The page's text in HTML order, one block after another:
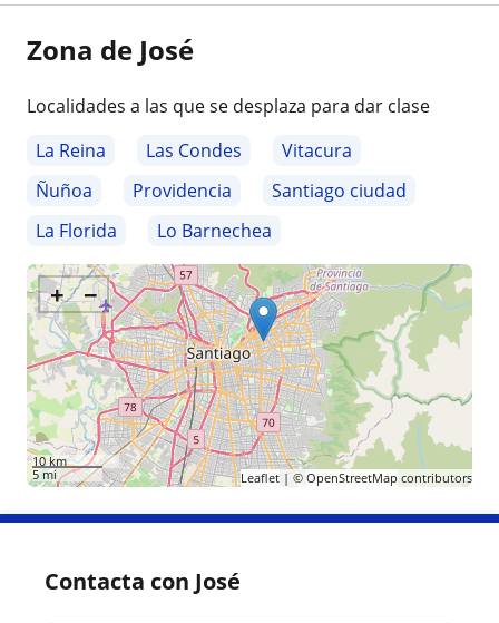
Zona de José
Localidades a las que se desplaza para dar clase
La Reina
Las Condes
Vitacura
Ñuñoa
Providencia
Santiago ciudad
La Florida
Lo Barnechea
+ −
10 km
5 mi
Leaflet| © OpenStreetMap contributors
Contacta con José